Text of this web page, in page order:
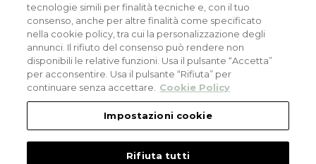
Privacy policy Cookies policy Careers
© 2026 all rights reserved - Corradi Srl - Via M. Serenari 20 - 40013 Castel
Maggiore (BO) T +39 051 4188411
Codice Fiscale - Partita Iva e Registro Imprese di Bologna: 03464321201. REA BO
- 521198. Capitale Sociale: euro 11.500.000,00
An eLogic Digital Company Project Powered by Xperience
tecnologie simili per finalità tecniche e, con il tuo
consenso, anche per altre finalità come specificato
nella cookie policy, tra cui la personalizzazione degli
annunci. Il rifiuto del consenso può rendere non
disponibili le relative funzioni. Usa il pulsante “Accetta”
per acconsentire. Usa il pulsante “Rifiuta” per
continuare senza accettare.
Cookie Policy
Impostazioni cookie
Rifiuta tutti